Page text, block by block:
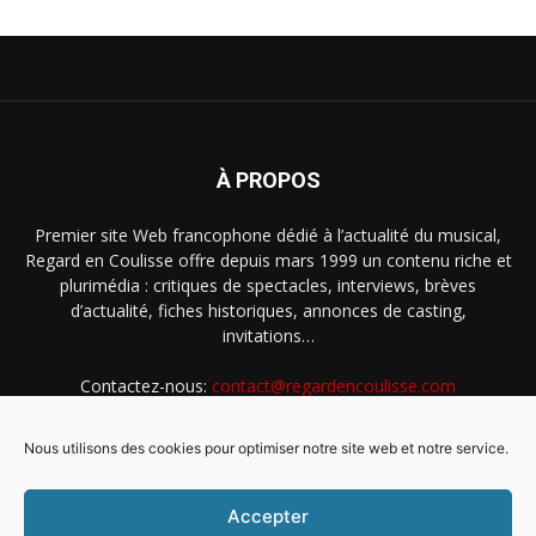
Nous utilisons des cookies pour optimiser notre site web et notre service.
Accepter
À PROPOS
Premier site Web francophone dédié à l’actualité du musical,
Regard en Coulisse offre depuis mars 1999 un contenu riche et
plurimédia : critiques de spectacles, interviews, brèves
d’actualité, fiches historiques, annonces de casting,
invitations…
Contactez-nous: contact@regardencoulisse.com